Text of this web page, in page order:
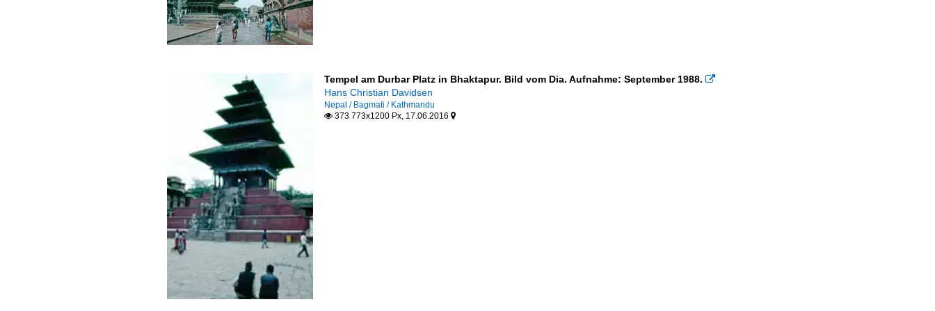
Tempel am Durbar Platz in Bhaktapur. Bild vom Dia. Aufnahme: September 1988. 
Hans Christian Davidsen
Nepal / Bagmati / Kathmandu
373 773x1200 Px, 17.06.2016 